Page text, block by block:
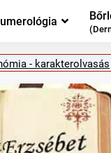
- karakterolvasás